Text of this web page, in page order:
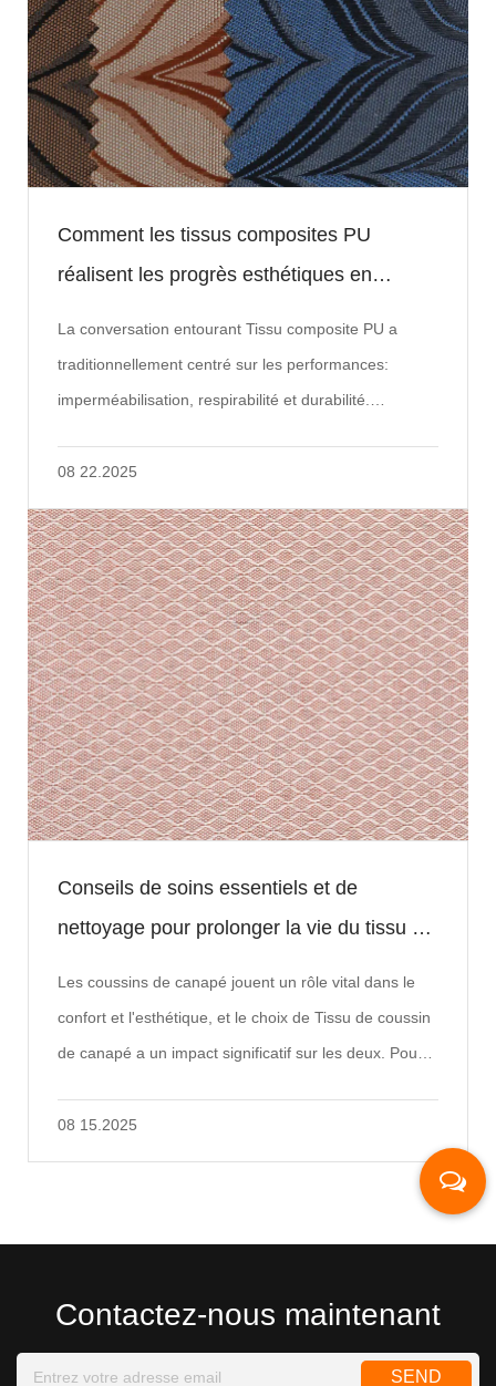
Comment les tissus composites PU
réalisent les progrès esthétiques en
La conversation entourant Tissu composite PU a
traditionnellement centré sur les performances:
imperméabilisation, respirabilité et durabilité.
08 22.2025
Conseils de soins essentiels et de
nettoyage pour prolonger la vie du tissu de
Les coussins de canapé jouent un rôle vital dans le
confort et l'esthétique, et le choix de Tissu de coussin
de canapé a un impact significatif sur les deux. Pour
08 15.2025
Contactez-nous maintenant